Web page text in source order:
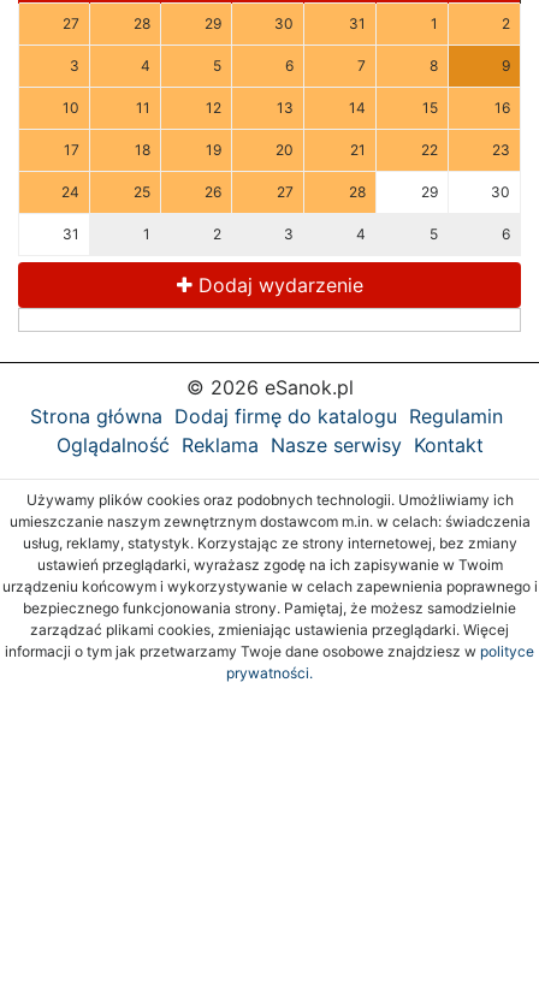
27 28 29 30 31 1 2
3 4 5 6 7 8 9
10 11 12 13 14 15 16
17 18 19 20 21 22 23
24 25 26 27 28 29 30
31 1 2 3 4 5 6
Dodaj wydarzenie
© 2026 eSanok.pl
Strona główna Dodaj firmę do katalogu Regulamin
Oglądalność Reklama Nasze serwisy Kontakt
Używamy plików cookies oraz podobnych technologii. Umożliwiamy ich
umieszczanie naszym zewnętrznym dostawcom m.in. w celach: świadczenia
usług, reklamy, statystyk. Korzystając ze strony internetowej, bez zmiany
ustawień przeglądarki, wyrażasz zgodę na ich zapisywanie w Twoim
urządzeniu końcowym i wykorzystywanie w celach zapewnienia poprawnego i
bezpiecznego funkcjonowania strony. Pamiętaj, że możesz samodzielnie
zarządzać plikami cookies, zmieniając ustawienia przeglądarki. Więcej
informacji o tym jak przetwarzamy Twoje dane osobowe znajdziesz w polityce
prywatności.